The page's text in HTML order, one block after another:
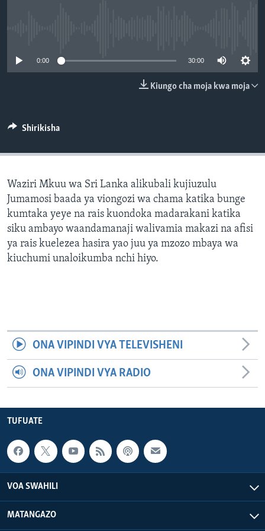
0:00 30:00
Kiungo cha moja kwa moja
Shirikisha
Waziri Mkuu wa Sri Lanka alikubali kujiuzulu
Jumamosi baada ya viongozi wa chama katika bunge
kumtaka yeye na rais kuondoka madarakani katika
siku ambayo waandamanaji walivamia makazi na afisi
ya rais kuelezea hasira yao juu ya mzozo mbaya wa
kiuchumi unaloikumba nchi hiyo.
ONA VIPINDI VYA TELEVISHENI
ONA VIPINDI VYA RADIO
TUFUATE
VOA SWAHILI
MATANGAZO